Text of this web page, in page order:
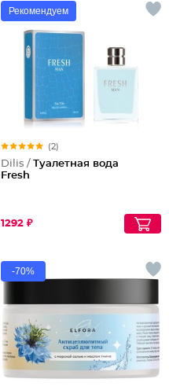
Рекомендуем
(2)
Dilis / Туалетная вода
Fresh
1292 ₽
-70%